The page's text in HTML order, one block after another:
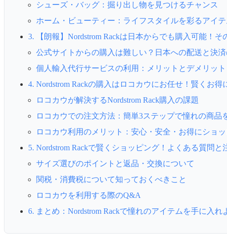
シューズ・バッグ：掘り出し物を見つけるチャンス
ホーム・ビューティー：ライフスタイルを彩るアイテ
3. 【朗報】Nordstrom Rackは日本からでも購入可能！そ
公式サイトからの購入は難しい？日本への配送と決
個人輸入代行サービスの利用：メリットとデメリット
4. Nordstrom Rackの購入はロコカウにお任せ！賢くお得
ロコカウが解決するNordstrom Rack購入の課題
ロコカウでの注文方法：簡単3ステップで憧れの商品
ロコカウ利用のメリット：安心・安全・お得にショ
5. Nordstrom Rackで賢くショッピング！よくある質問と
サイズ選びのポイントと返品・交換について
関税・消費税について知っておくべきこと
ロコカウを利用する際のQ&A
6. まとめ：Nordstrom Rackで憧れのアイテムを手に入れ